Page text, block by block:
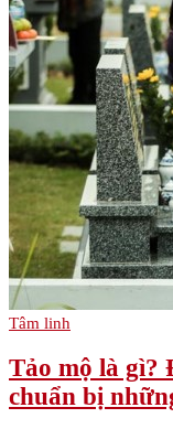
Tâm linh
Tảo mộ là gì?
chuẩn bị